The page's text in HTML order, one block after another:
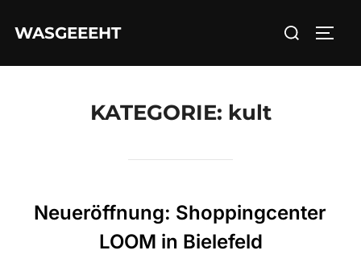
InhaltWASGEEEHT
Suchen
KATEGORIE: kult
Neueröffnung: Shoppingcenter
LOOM in Bielefeld